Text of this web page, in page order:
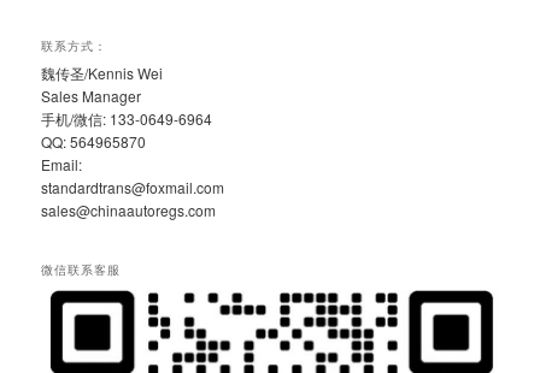
联系方式：
魏传圣/Kennis Wei
Sales Manager
手机/微信: 133-0649-6964
QQ: 564965870
Email:
standardtrans@foxmail.com
sales@chinaautoregs.com
微信联系客服